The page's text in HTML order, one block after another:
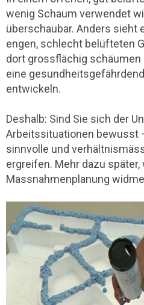
wenig Schaum verwendet
überschaubar. Anders sieht
engen, schlecht belüfteten
dort grossflächig schäumen
eine
entwickeln.
Deshalb: Sind Sie sich der
Arbeitssituationen bewusst
sinnvolle und
ergreifen. Mehr dazu
Massnahmenplanung